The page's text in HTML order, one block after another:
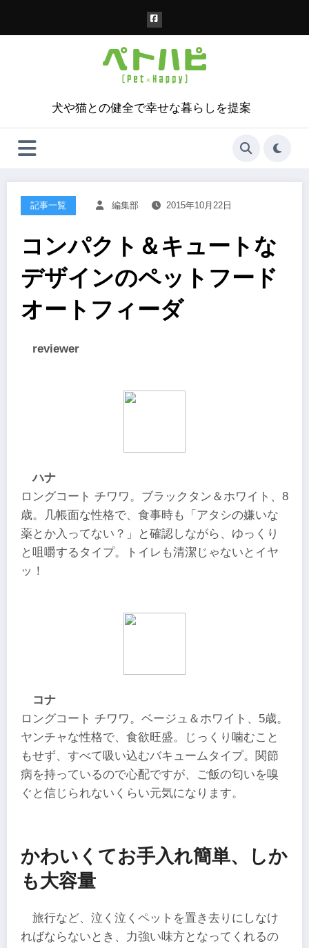
犬や猫との健全で幸せな暮らしを提案
記事一覧 編集部 2015年10月22日
コンパクト＆キュートな
デザインのペットフード
オートフィーダ
reviewer
ハナ
ロングコート チワワ。ブラックタン＆ホワイト、8
歳。几帳面な性格で、食事時も「アタシの嫌いな
薬とか入ってない？」と確認しながら、ゆっくり
と咀嚼するタイプ。トイレも清潔じゃないとイヤ
ッ！
コナ
ロングコート チワワ。ベージュ＆ホワイト、5歳。
ヤンチャな性格で、食欲旺盛。じっくり噛むこと
もせず、すべて吸い込むバキュームタイプ。関節
病を持っているので心配ですが、ご飯の匂いを嗅
ぐと信じられないくらい元気になります。
かわいくてお手入れ簡単、しか
も大容量
旅行など、泣く泣くペットを置き去りにしなけ
ればならないとき、力強い味方となってくれるの